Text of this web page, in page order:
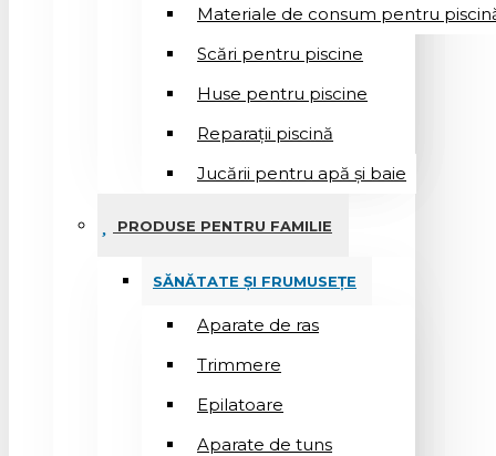
Materiale de consum pentru
Scări pentru piscine
Huse pentru piscine
Reparații piscină
Jucării pentru apă și baie
PRODUSE PENTRU FAMILIE
SĂNĂTATE ȘI FRUMUSEȚE
Aparate de ras
Trimmere
Epilatoare
Aparate de tuns